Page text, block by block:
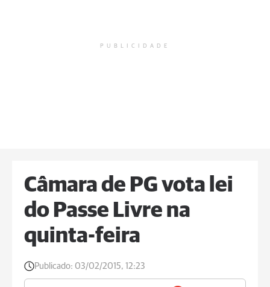
PUBLICIDADE
Câmara de PG vota lei
do Passe Livre na
quinta-feira
Publicado: 03/02/2015, 12:23